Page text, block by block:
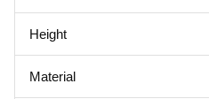
Height
Material